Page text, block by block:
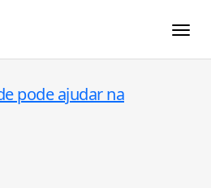
pode ajudar na